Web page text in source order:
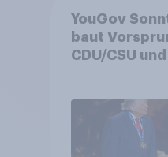
YouGov
baut
CDU/CSU
Fußball-WM